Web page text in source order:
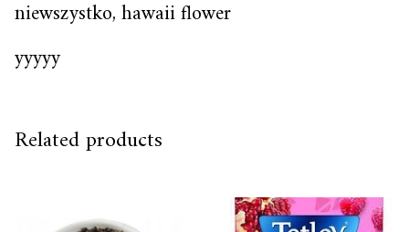
niewszystko, hawaii flower
yyyyy
Related products